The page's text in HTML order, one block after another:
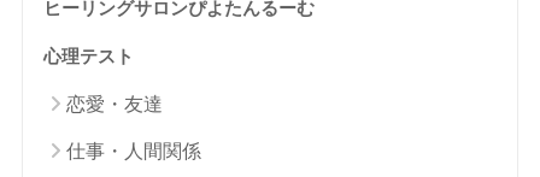
ヒーリングサロンぴよたんるーむ
心理テスト
恋愛・友達
仕事・人間関係